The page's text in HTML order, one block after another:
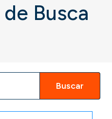
Busca
Buscar